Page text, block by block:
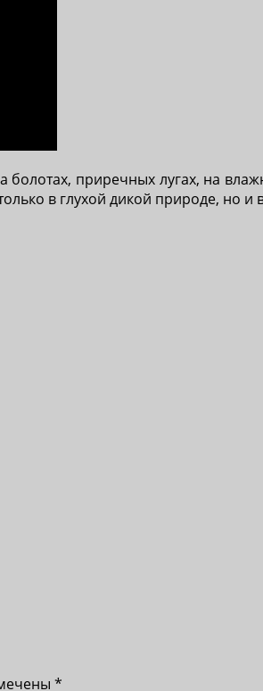
приречных лугах, на
в глухой дикой природе, но и
*